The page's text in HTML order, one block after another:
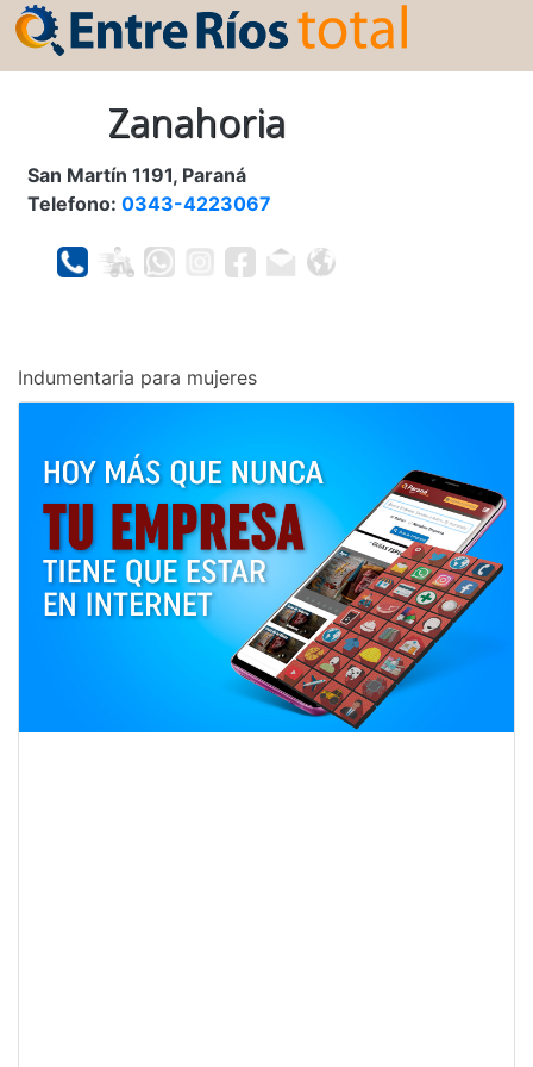
Zanahoria
San Martín 1191, Paraná
Telefono: 0343-4223067
Indumentaria para mujeres